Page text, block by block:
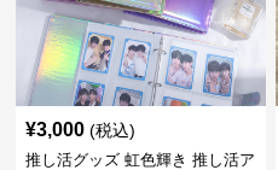
¥3,000 (税込)
推し活グッズ 虹色輝き 推し活ア